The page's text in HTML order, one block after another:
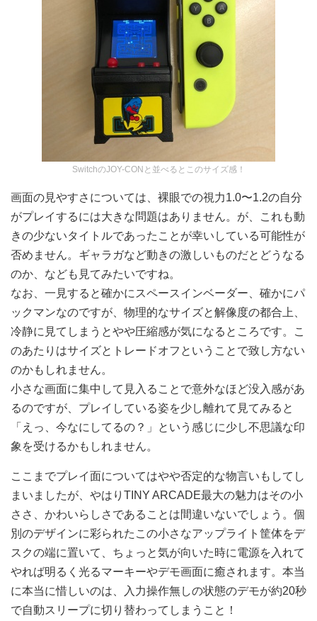
SwitchのJOY-CONと並べるとこのサイズ感！
画面の見やすさについては、裸眼での視力1.0〜1.2の自分
がプレイするには大きな問題はありません。が、これも動
きの少ないタイトルであったことが幸いしている可能性が
否めません。ギャラガなど動きの激しいものだとどうなる
のか、なども見てみたいですね。
なお、一見すると確かにスペースインベーダー、確かにパ
ックマンなのですが、物理的なサイズと解像度の都合上、
冷静に見てしまうとやや圧縮感が気になるところです。こ
のあたりはサイズとトレードオフということで致し方ない
のかもしれません。
小さな画面に集中して見入ることで意外なほど没入感があ
るのですが、プレイしている姿を少し離れて見てみると
「えっ、今なにしてるの？」という感じに少し不思議な印
象を受けるかもしれません。
ここまでプレイ面についてはやや否定的な物言いもしてし
まいましたが、やはりTINY ARCADE最大の魅力はその小
ささ、かわいらしさであることは間違いないでしょう。個
別のデザインに彩られたこの小さなアップライト筐体をデ
スクの端に置いて、ちょっと気が向いた時に電源を入れて
やれば明るく光るマーキーやデモ画面に癒されます。本当
に本当に惜しいのは、入力操作無しの状態のデモが約20秒
で自動スリープに切り替わってしまうこと！